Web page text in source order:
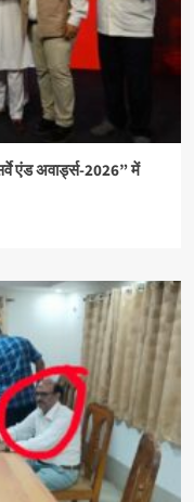
एंड अवार्ड्स-2026” में